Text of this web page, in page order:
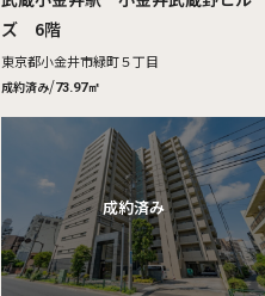
ズ 6階
東京都小金井市緑町５丁目
成約済み/73.97㎡